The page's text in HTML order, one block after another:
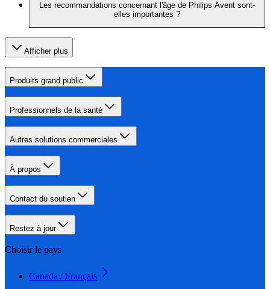
Les recommandations concernant l'âge de Philips Avent sont-
elles importantes ?
Afficher plus
Produits grand public
Professionnels de la santé
Autres solutions commerciales
À propos
Contact du soutien
Restez à jour
Choisir le pays
Canada / Français